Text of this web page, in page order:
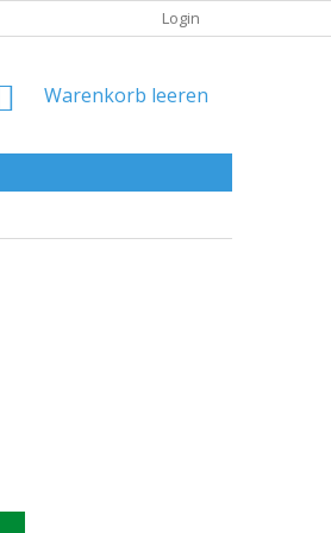
Login
WARENKORB
Warenkorb leeren